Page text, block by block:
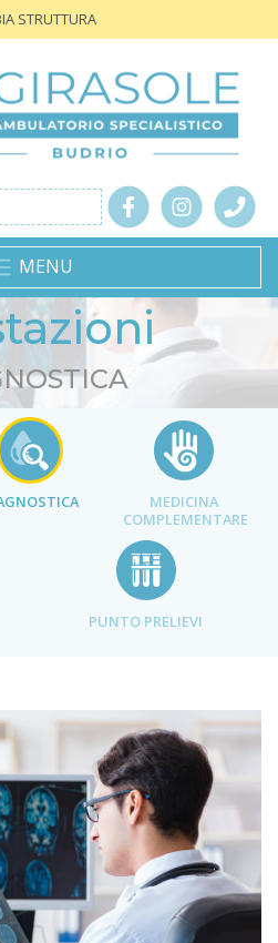
STRUTTURA
MENU
MEDICINA
COMPLEMENTARE
PUNTO PRELIEVI